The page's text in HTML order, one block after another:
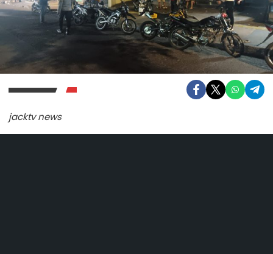
jacktv news